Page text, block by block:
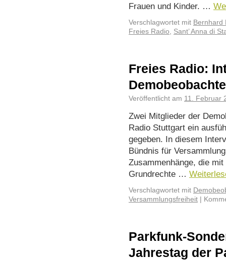
Frauen und Kinder. …
Verschlagwortet mit Bernhard
Freies Radio, Sant’ Anna di
Freies Radio:
Veröffentlicht am 11. Februar
Zwei Mitglieder der
Radio Stuttgart ein
gegeben. In diesem
Bündnis für
Zusammenhänge, die
Grundrechte …
Verschlagwortet mit
Versammlungsfreiheit
Parkfunk-
Jahrestag der